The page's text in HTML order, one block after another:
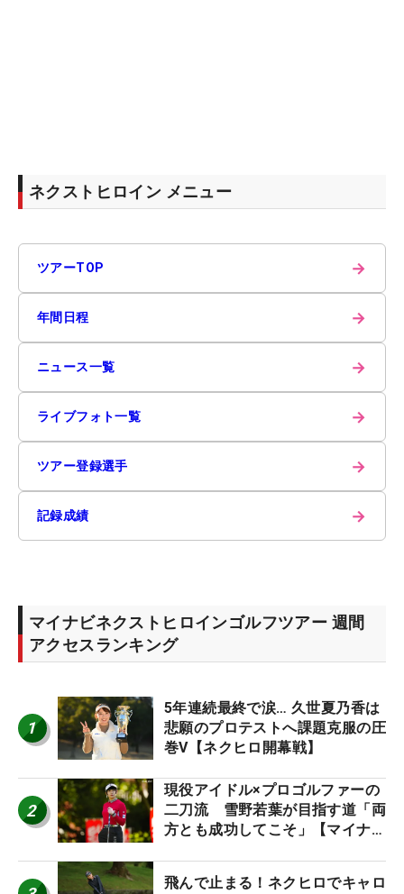
ネクストヒロイン メニュー
ツアーTOP →
年間日程 →
ニュース一覧 →
ライブフォト一覧 →
ツアー登録選手 →
記録成績 →
マイナビネクストヒロインゴルフツアー 週間
アクセスランキング
1
5年連続最終で涙… 久世夏乃香は
悲願のプロテストへ課題克服の圧
巻V【ネクヒロ開幕戦】
2
現役アイドル×プロゴルファーの
二刀流 雪野若葉が目指す道「両
方とも成功してこそ」【マイナビ
飛んで止まる！ネクヒロでキャロ